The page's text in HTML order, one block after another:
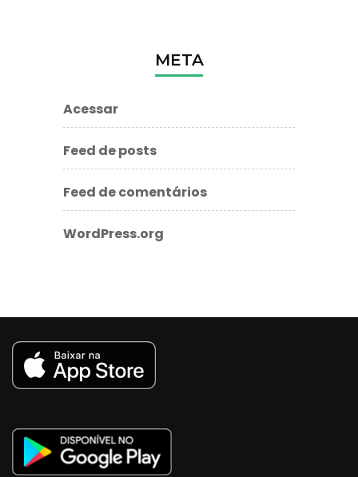
META
Acessar
Feed de posts
Feed de comentários
WordPress.org